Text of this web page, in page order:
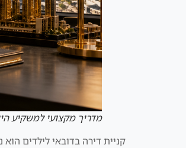
מדריך מקצועי למשקיע
קניית דירה בדובאי לילדים